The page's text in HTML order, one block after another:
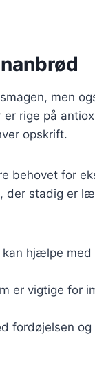
men
rige på
opskrift.
behovet for
der stadig er
hjælpe
er vigtige for
fordøjelsen